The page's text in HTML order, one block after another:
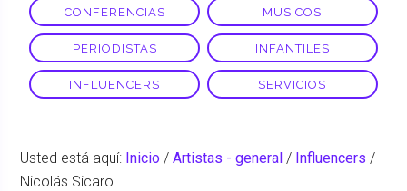
CONFERENCIAS MUSICOS
PERIODISTAS INFANTILES
INFLUENCERS SERVICIOS
Usted está aquí: Inicio / Artistas - general / Influencers /
Nicolás Sicaro